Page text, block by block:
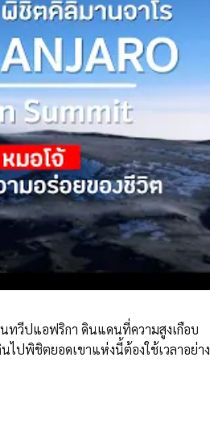
ทวีปแอฟริกา ดินแดนที่ความสูงเกือบ
ไปพิชิตยอดเขาแห่งนี้ต้องใช้เวลาอย่าง